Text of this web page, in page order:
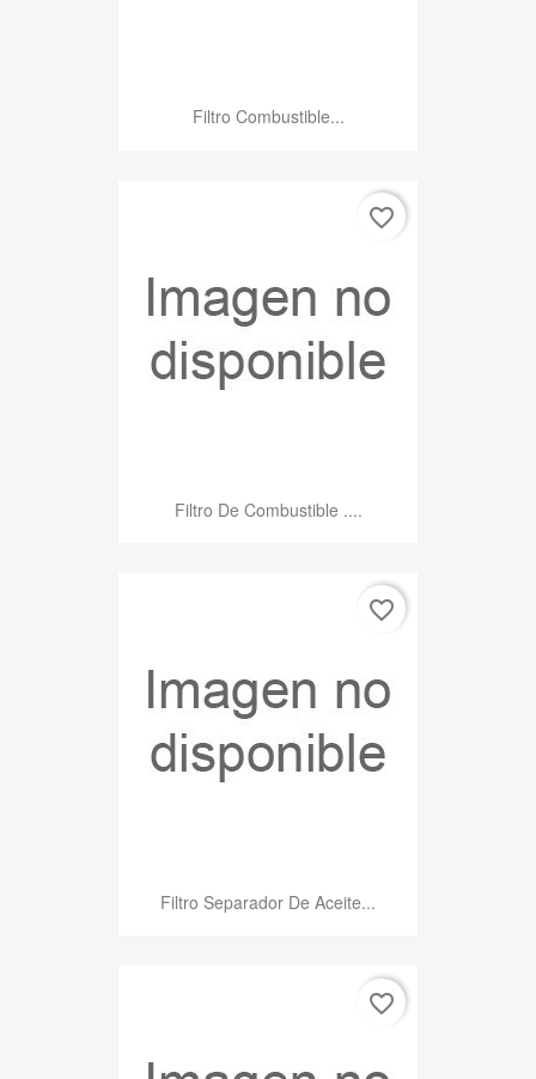
Filtro Combustible...
Filtro De Combustible ....
favorite_border
Filtro Separador De Aceite...
favorite_border
favorite_border